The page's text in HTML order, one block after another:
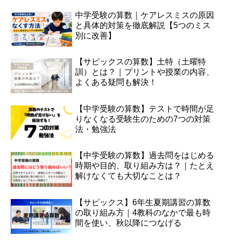
中学受験の算数｜ケアレスミスの原因
と具体的対策を徹底解説【5つのミス
別に改善】
【サピックスの算数】土特（土曜特
訓）とは？｜プリントや授業の内容、
よくある疑問も解決！
【中学受験の算数】テストで時間が足
りなくなる受験生のための7つの対策
法・勉強法
【中学受験の算数】過去問をはじめる
時期や目的、取り組み方は？｜たとえ
解けなくても大切なことは？
【サピックス】6年生夏期講習の算数
の取り組み方｜4教科のなかで最も時
間を使い、秋以降につなげる